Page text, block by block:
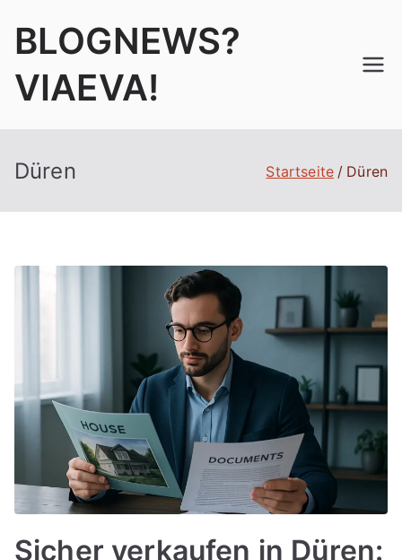
InhaltBLOGNEWS?
VIAEVA!
Düren Startseite Düren
Sicher verkaufen in Düren: